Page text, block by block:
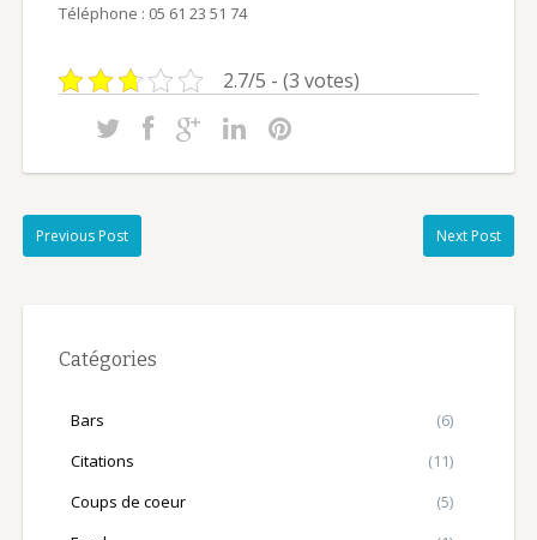
Téléphone : 05 61 23 51 74
2.7/5 - (3 votes)
Previous Post Next Post
Catégories
Bars
(6)
Citations
(11)
Coups de coeur
(5)